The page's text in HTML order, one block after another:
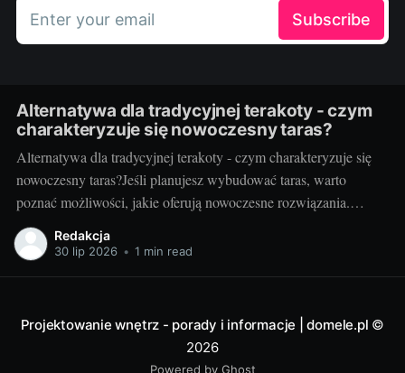
Enter your email Subscribe
Alternatywa dla tradycyjnej terakoty - czym
charakteryzuje się nowoczesny taras?
Alternatywa dla tradycyjnej terakoty - czym charakteryzuje się
nowoczesny taras?Jeśli planujesz wybudować taras, warto
poznać możliwości, jakie oferują nowoczesne rozwiązania.
Można przecież zdecydować się na coś więcej niż tylko
tradycyjną terakotę. Ale jak wygląda nowoczesny taras i dlaczego
Redakcja
30 lip 2026 • 1 min read
Projektowanie wnętrz - porady i informacje | domele.pl ©
2026
Powered by Ghost